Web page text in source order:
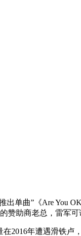
单曲”《Are You
赞助商老总，雷军可
年遭遇滑铁卢